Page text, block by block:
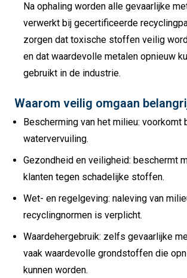
Na ophaling worden alle gevaarlijke
verwerkt bij gecertificeerde
zorgen dat toxische stoffen veilig
en dat waardevolle metalen opnieuw
gebruikt in de industrie.
Waarom veilig omgaan
Bescherming van het milieu: voorkomt
watervervuiling.
Gezondheid en veiligheid: beschermt
klanten tegen schadelijke stoffen.
Wet- en regelgeving: naleving van
recyclingnormen is verplicht.
Waardehergebruik: zelfs gevaarlijke
vaak waardevolle grondstoffen die
kunnen worden.